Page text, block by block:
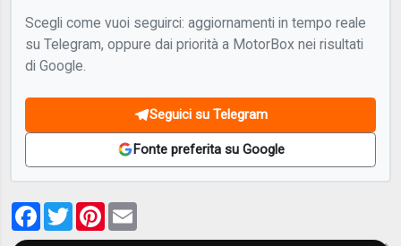
Scegli come vuoi seguirci: aggiornamenti in tempo reale
su Telegram, oppure dai priorità a MotorBox nei risultati
di Google.
Seguici su Telegram
Fonte preferita su Google
Facebook
TwitterPinterest